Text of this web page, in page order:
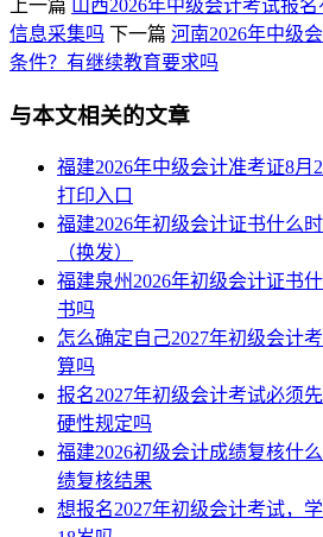
上一篇 山西2026年中级会计考试报
信息采集吗 下一篇 河南2026年中级
条件？有继续教育要求吗
与本文相关的文章
福建2026年中级会计准考证8月
打印入口
福建2026年初级会计证书什么
（换发）
福建泉州2026年初级会计证书
书吗
怎么确定自己2027年初级会计
算吗
报名2027年初级会计考试必须
硬性规定吗
福建2026初级会计成绩复核什
绩复核结果
想报名2027年初级会计考试，